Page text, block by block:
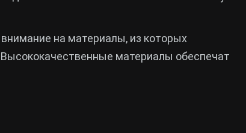
на материалы, из которых
материалы обеспечат